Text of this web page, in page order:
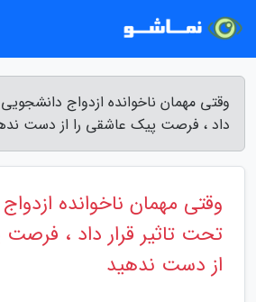
وقتی مهمان ناخوانده ازدواج دانشجویی
داد ، فرصت پیک عاشقی را از دست
وقتی مهمان ناخوانده
تحت تاثیر قرار داد ،
از دست ندهید